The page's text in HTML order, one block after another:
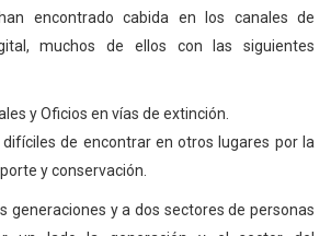
encontrado cabida en los canales de
muchos de ellos con las siguientes
y Oficios en vías de extinción.
de encontrar en otros lugares por la
y conservación.
generaciones y a dos sectores de personas